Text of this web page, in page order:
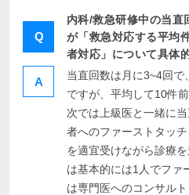
Q
内科/救急研修中の当直
が「救急対応する平均
者対応」について具体
A
当直回数は月に3~4回で
ですが、平均して10件
次では上級医と一緒に
者へのファーストタッ
を適宜受けながら診療
は基本的には1人でファ
は専門医へのコンサルト